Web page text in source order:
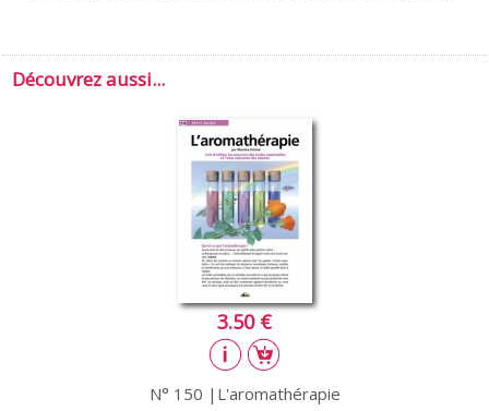
Découvrez aussi...
3.50 €
N° 150 |L'aromathérapie